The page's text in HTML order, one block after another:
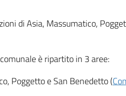
di Asia, Massumatico,
è ripartito in 3 aree:
Poggetto e San Benedetto (